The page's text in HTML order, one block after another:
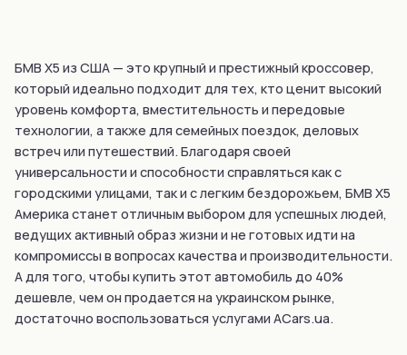
БМВ Х5 из США — это крупный и престижный кроссовер,
который идеально подходит для тех, кто ценит высокий
уровень комфорта, вместительность и передовые
технологии, а также для семейных поездок, деловых
встреч или путешествий. Благодаря своей
универсальности и способности справляться как с
городскими улицами, так и с легким бездорожьем, БМВ X5
Америка станет отличным выбором для успешных людей,
ведущих активный образ жизни и не готовых идти на
компромиссы в вопросах качества и производительности.
А для того, чтобы купить этот автомобиль до 40%
дешевле, чем он продается на украинском рынке,
достаточно воспользоваться услугами ACars.ua.